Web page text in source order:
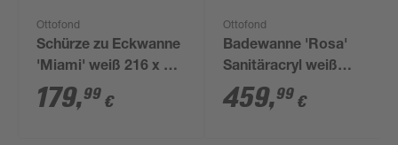
Ottofond
Schürze zu Eckwanne
'Miami' weiß 216 x 54
x 3 cm
179,99 €
Ottofond
Badewanne 'Rosa'
Sanitäracryl weiß
1900 x 900 mm
459,99 €